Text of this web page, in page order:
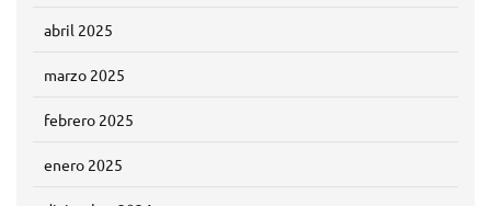
abril 2025
marzo 2025
febrero 2025
enero 2025